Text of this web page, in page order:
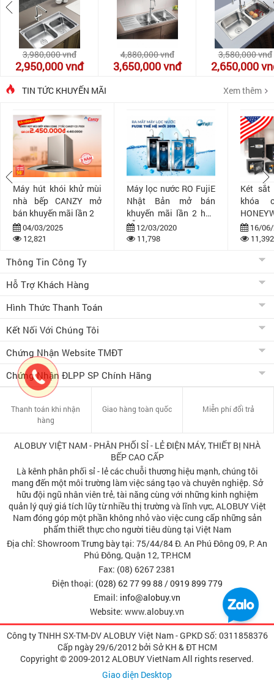
3,980,000vnđ
2,950,000vnđ
4,880,000vnđ
3,650,000vnđ
3,580,000vnđ
2,650,000
TIN TỨC KHUYẾN MÃI Xem thêm
Máy hút khói khử mùi
nhà bếp CANZY mở
bán khuyến mãi lần 2
04/03/2025
12,821
Máy lọc nước RO FujiE
Nhật Bản mở bán
khuyến mãi lần 2 hấp
dẫn12/03/2020
11,798
Két sắt
khóa
bán16/
11,392
Thông Tin Công Ty
Hỗ Trợ Khách Hàng
Hình Thức Thanh Toán
Kết Nối Với Chúng Tôi
Chứng Nhận Website TMĐT
Chứng Nhận ĐLPP SP Chính Hãng
Thanh toán khi nhận
hàng
Giao hàng toàn quốc Miễn phí đổi trả
ALOBUY VIỆT NAM - PHÂN PHỐI SỈ - LẺ ĐIỆN MÁY, THIẾT BỊ NHÀ
BẾP CAO CẤP
Là kênh phân phối sỉ - lẻ các chuỗi thương hiệu mạnh, chúng tôi
mang đến một môi trường làm việc sáng tạo và chuyên nghiệp. Sở
hữu đội ngũ nhân viên trẻ, tài năng cùng với những kinh nghiệm
quản lý quý giá tích lũy từ nhiều thị trường và lĩnh vực, ALOBUY Việt
Nam đóng góp một phần không nhỏ vào việc cung cấp những sản
phẩm thiết thực cho người tiêu dùng tại Việt Nam
Địa chỉ: Showroom Trưng bày tại: 75/44/84 Đ. An Phú Đông 09, P. An
Phú Đông, Quận 12, TP.HCM
Fax: (08) 6267 2381
Điện thoại: (028) 62 77 99 88 /0919 899 779
Email: info@alobuy.vn
Website: www.alobuy.vn
Công ty TNHH SX-TM-DV ALOBUY Việt Nam - GPKD Số: 0311858376
Cấp ngày 29/6/2012 bởi Sở KH & ÐT HCM
Copyright © 2009-2012 ALOBUY VietNam All rights reserved.
Giao diện Desktop